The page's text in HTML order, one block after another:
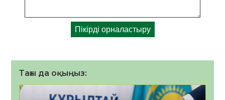
Тағы да оқыңыз: